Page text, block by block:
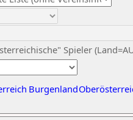
Spieler
Burgenland